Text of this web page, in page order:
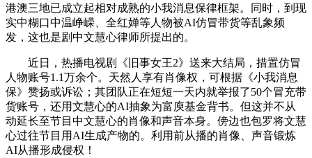
港澳三地已成立起相对成熟的小我消息保律框架。同时，到现
实中糊口中温峥嵘、全红婵等人物被AI仿冒带货等乱象频
发，这也是剧中文慧心律师所提出的。
近日，热播电视剧《旧事女王2》送来大结局，措置仿冒
人物账号1.1万余个。天然人享有肖像权，可根据《小我消息
保》赞扬或诉讼；其团队正在短短一天内就举报了50个冒充带
货账号，还用文慧心的AI抽象为富庾基金背书。但这并不从
动延长至节目中文慧心的肖像和声音本身。傍边也包罗将文慧
心过往节目用AI生成产物的。利用前从播的肖像、声音锻炼
AI从播形成侵权！